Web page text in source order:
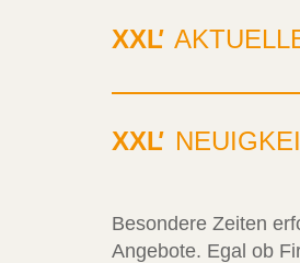
XXL
'
XXL
'
Besondere Zeiten
Angebote. Egal ob